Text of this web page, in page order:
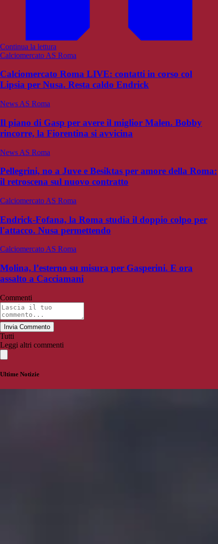
Continua la lettura
Calciomercato AS Roma
Calciomercato Roma LIVE: contatti in corso col
Lipsia per Nusa. Resta caldo Endrick
News AS Roma
Il piano di Gasp per avere il miglior Malen. Bobby
rincorre, la Fiorentina si avvicina
News AS Roma
Pellegrini, no a Juve e Besiktas per amore della Roma:
il retroscena sul nuovo contratto
Calciomercato AS Roma
Endrick-Fofana, la Roma studia il doppio colpo per
l'attacco. Nusa permettendo
Calciomercato AS Roma
Molina, l’esterno su misura per Gasperini. E ora
assalto a Cacciamani
Commenti
Invia Commento
Tutti
Leggi altri commenti
Ultime Notizie